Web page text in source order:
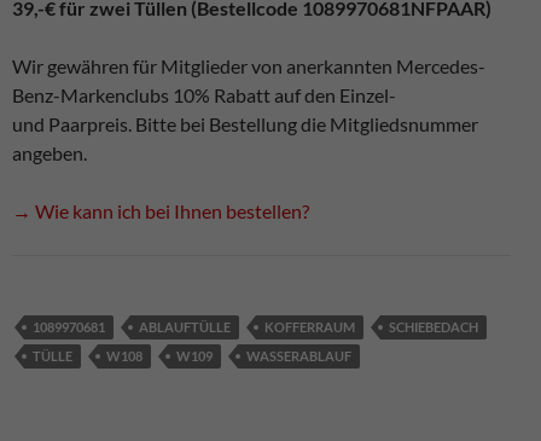
39,-€ für zwei Tüllen (Bestellcode 1089970681NFPAAR)
Wir gewähren für Mitglieder von anerkannten Mercedes-
Benz-Markenclubs 10% Rabatt auf den Einzel-
und Paarpreis. Bitte bei Bestellung die Mitgliedsnummer
angeben.
→ Wie kann ich bei Ihnen bestellen?
1089970681 ABLAUFTÜLLE KOFFERRAUM
SCHIEBEDACH
TÜLLE
W108 W109 WASSERABLAUF